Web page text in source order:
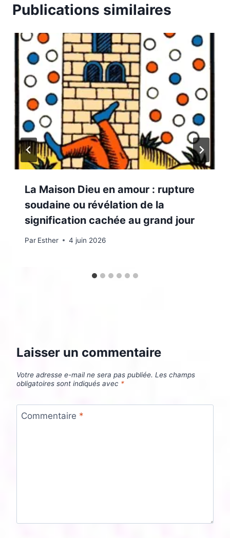
Publications similaires
La Maison Dieu en amour : rupture
soudaine ou révélation de la
signification cachée au grand jour
Par Esther 4 juin 2026
Laisser un commentaire
Votre adresse e-mail ne sera pas publiée. Les champs
obligatoires sont indiqués avec *
Commentaire *